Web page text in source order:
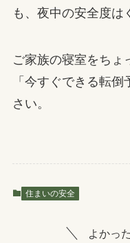
も、夜中の安全度は
ご家族の寝室をちょ
「今すぐできる転
さい。
住まいの安全
よかっ